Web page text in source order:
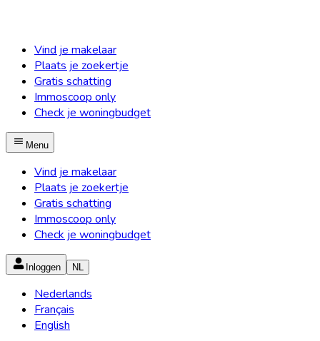
Vind je makelaar
Plaats je zoekertje
Gratis schatting
Immoscoop only
Check je woningbudget
Menu
Vind je makelaar
Plaats je zoekertje
Gratis schatting
Immoscoop only
Check je woningbudget
Inloggen NL
Nederlands
Français
English